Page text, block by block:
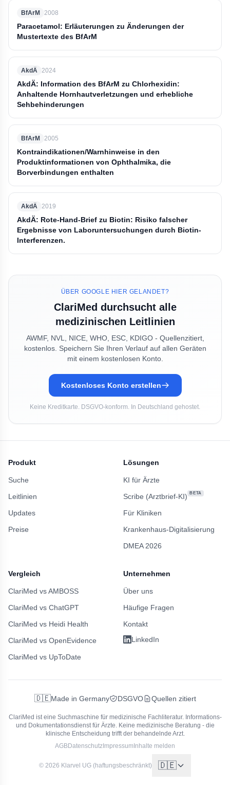
BfArM 2008
Paracetamol: Erläuterungen zu Änderungen der
Mustertexte des BfArM
AkdÄ 2024
AkdÄ: Information des BfArM zu Chlorhexidin:
Anhaltende Hornhautverletzungen und erhebliche
Sehbehinderungen
BfArM 2005
Kontraindikationen/Warnhinweise in den
Produktinformationen von Ophthalmika, die
Borverbindungen enthalten
AkdÄ 2019
AkdÄ: Rote-Hand-Brief zu Biotin: Risiko falscher
Ergebnisse von Laboruntersuchungen durch Biotin-
Interferenzen.
ÜBER GOOGLE HIER GELANDET?
ClariMed durchsucht alle
medizinischen Leitlinien
AWMF, NVL, NICE, WHO, ESC, KDIGO - Quellenzitiert,
kostenlos. Speichern Sie Ihren Verlauf auf allen Geräten
mit einem kostenlosen Konto.
Kostenloses Konto erstellen
Keine Kreditkarte. DSGVO-konform. In Deutschland gehostet.
Produkt
Suche
Leitlinien
Updates
Preise
Lösungen
KI für Ärzte
Scribe (Arztbrief-KI)
BETA
Für Kliniken
Krankenhaus-Digitalisierung
DMEA 2026
Vergleich
ClariMed vs AMBOSS
ClariMed vs ChatGPT
ClariMed vs Heidi Health
ClariMed vs OpenEvidence
ClariMed vs UpToDate
Unternehmen
Über uns
Häufige Fragen
Kontakt
LinkedIn
🇩🇪Made in Germany DSGVO Quellen zitiert
ClariMed ist eine Suchmaschine für medizinische Fachliteratur. Informations-
und Dokumentationsdienst für Ärzte. Keine medizinische Beratung - die
klinische Entscheidung trifft der behandelnde Arzt.
AGBDatenschutz Impressum Inhalte melden
© 2026 Klarvel UG (haftungsbeschränkt) 🇩🇪